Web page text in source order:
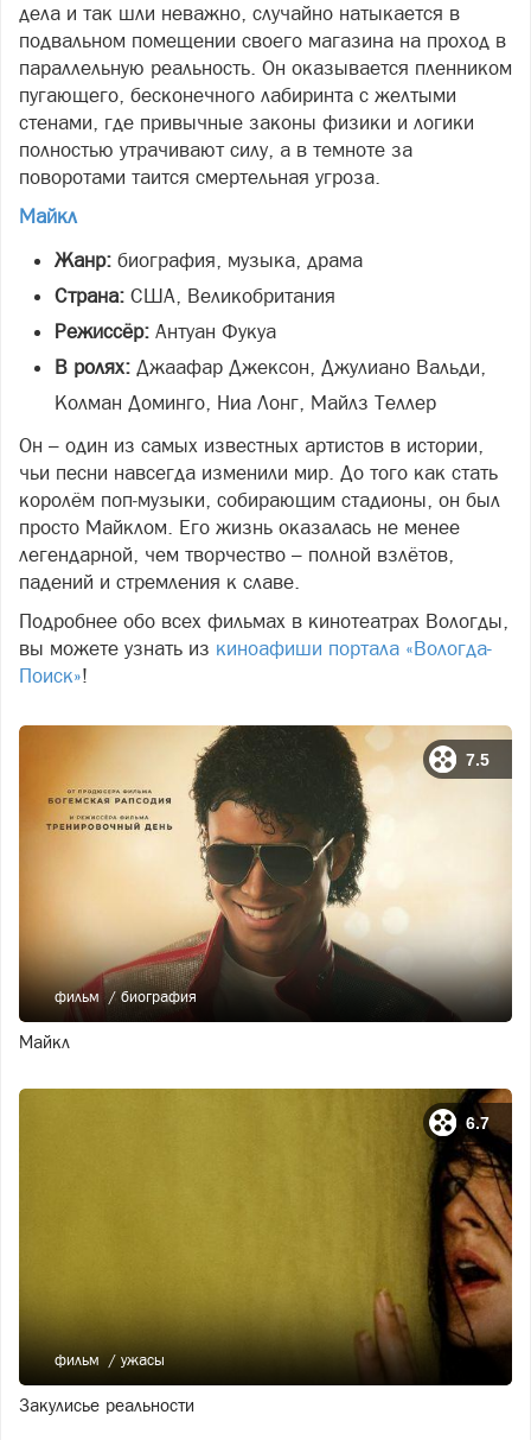
дела и так шли неважно, случайно натыкается в
подвальном помещении своего магазина на проход в
параллельную реальность. Он оказывается пленником
пугающего, бесконечного лабиринта с желтыми
стенами, где привычные законы физики и логики
полностью утрачивают силу, а в темноте за
поворотами таится смертельная угроза.
Майкл
Жанр: биография, музыка, драма
Страна: США, Великобритания
Режиссёр: Антуан Фукуа
В ролях: Джаафар Джексон, Джулиано Вальди,
Колман Доминго, Ниа Лонг, Майлз Теллер
Он – один из самых известных артистов в истории,
чьи песни навсегда изменили мир. До того как стать
королём поп‑музыки, собирающим стадионы, он был
просто Майклом. Его жизнь оказалась не менее
легендарной, чем творчество – полной взлётов,
падений и стремления к славе.
Подробнее обо всех фильмах в кинотеатрах Вологды,
вы можете узнать из киноафиши портала «Вологда-
Поиск»!
7.5
фильм биография
Майкл
6.7
фильм ужасы
Закулисье реальности